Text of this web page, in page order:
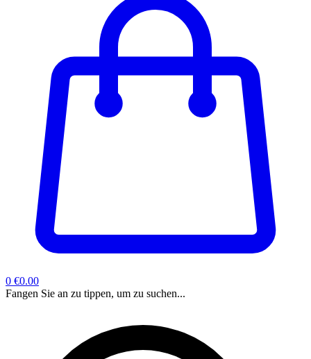
0 €0.00
Fangen Sie an zu tippen, um zu suchen...